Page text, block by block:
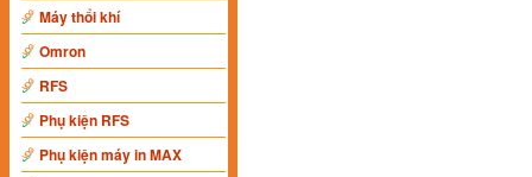
Máy thổi khí
Omron
RFS
Phụ kiện RFS
Phụ kiện máy in MAX